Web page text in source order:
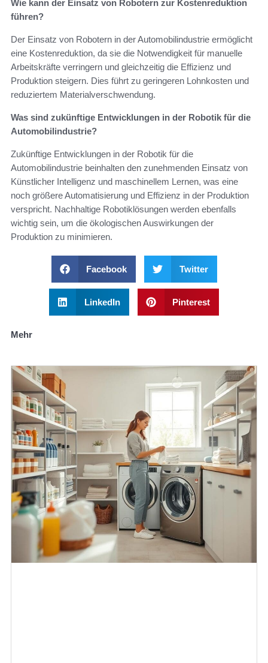
Wie kann der Einsatz von Robotern zur Kostenreduktion
führen?
Der Einsatz von Robotern in der Automobilindustrie ermöglicht
eine Kostenreduktion, da sie die Notwendigkeit für manuelle
Arbeitskräfte verringern und gleichzeitig die Effizienz und
Produktion steigern. Dies führt zu geringeren Lohnkosten und
reduziertem Materialverschwendung.
Was sind zukünftige Entwicklungen in der Robotik für die
Automobilindustrie?
Zukünftige Entwicklungen in der Robotik für die
Automobilindustrie beinhalten den zunehmenden Einsatz von
Künstlicher Intelligenz und maschinellem Lernen, was eine
noch größere Automatisierung und Effizienz in der Produktion
verspricht. Nachhaltige Robotiklösungen werden ebenfalls
wichtig sein, um die ökologischen Auswirkungen der
Produktion zu minimieren.
Facebook Twitter
LinkedIn Pinterest
Mehr